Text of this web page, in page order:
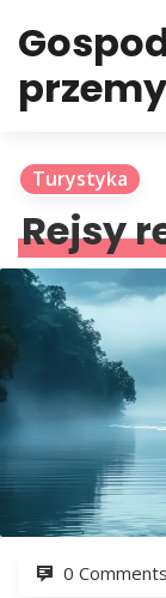
Turystyka
Rejsy
0 Comments